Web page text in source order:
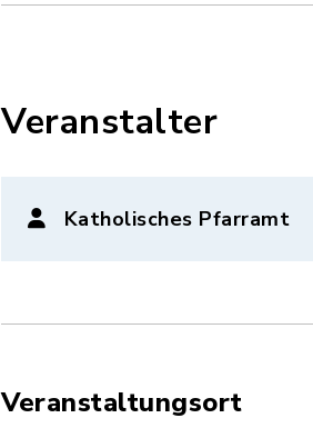
Veranstalter
Katholisches Pfarramt
Veranstaltungsort